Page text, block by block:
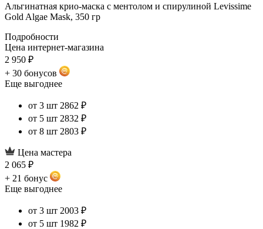
Альгинатная крио-маска с ментолом и спирулиной Levissime
Gold Algae Mask, 350 гр
Подробности
Цена интернет-магазина
2 950 ₽
+ 30 бонусов
Еще выгоднее
от 3 шт 2862 ₽
от 5 шт 2832 ₽
от 8 шт 2803 ₽
Цена мастера
2 065 ₽
+ 21 бонус
Еще выгоднее
от 3 шт 2003 ₽
от 5 шт 1982 ₽